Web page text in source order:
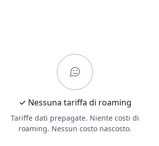
✓ Nessuna tariffa di roaming
Tariffe dati prepagate. Niente costi di
roaming. Nessun costo nascosto.